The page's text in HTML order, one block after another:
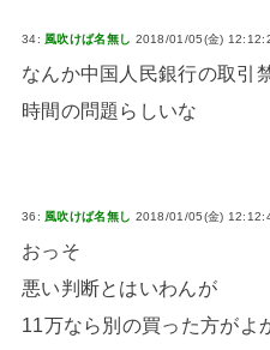
34: 風吹けば名無し 2018/01/05(金)
なんか中国人民銀行の取引
時間の問題らしいな
36:風吹けば名無し 2018/01/05(金)
おっそ
悪い判断とはいわんが
11万なら別の買った方がよ